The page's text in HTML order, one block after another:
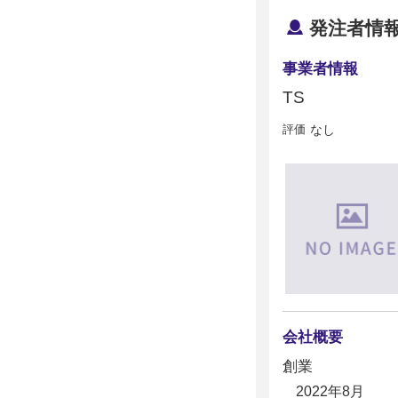
発注者情
事業者情報
TS
評価 なし
会社概要
創業
2022年8月